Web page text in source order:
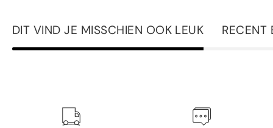
DIT VIND JE MISSCHIEN OOK LEUK RECENT